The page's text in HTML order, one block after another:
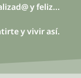
y feliz...
y vivir así.